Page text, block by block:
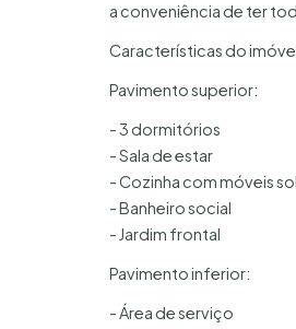
a conveniência de ter
Características do
Pavimento superior:
- 3 dormitórios
- Sala de estar
- Cozinha com móveis
- Banheiro social
- Jardim frontal
Pavimento inferior:
- Área de serviço